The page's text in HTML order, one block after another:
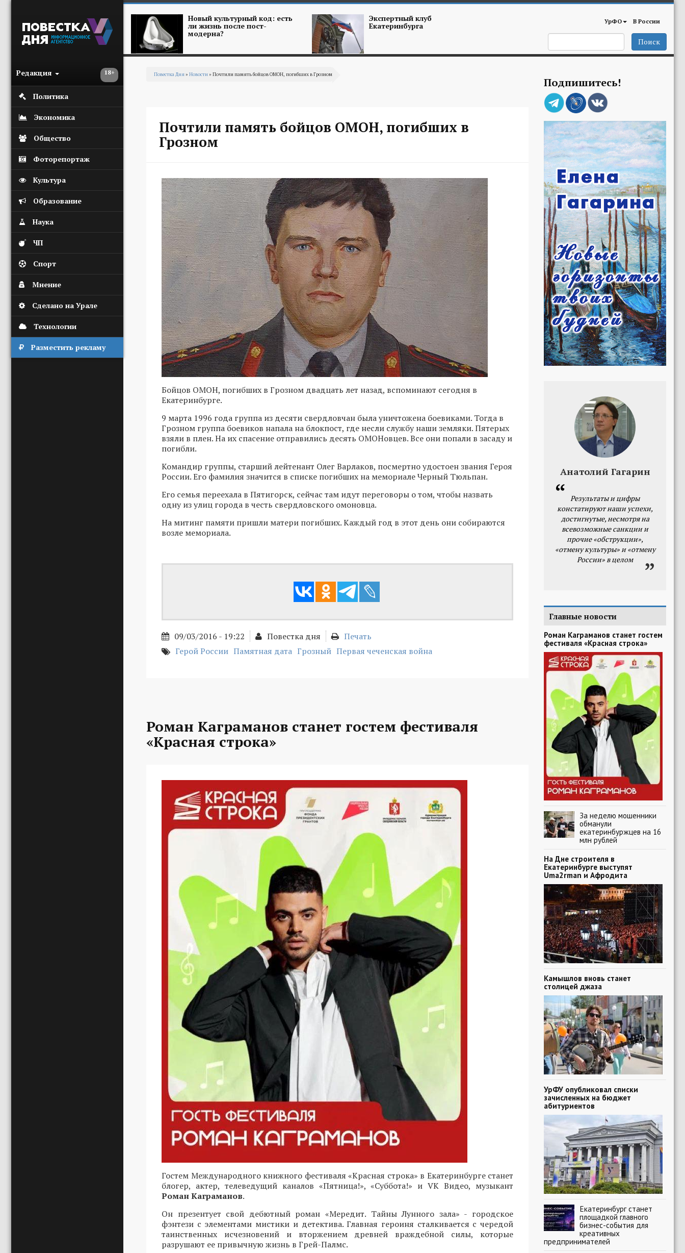
18+
Редакция
Политика
Экономика
Общество
Фоторепортаж
Культура
Образование
Наука
ЧП
Спорт
Мнение
Сделано на Урале
Технологии
Разместить рекламу
Новый культурный код: есть
ли жизнь после пост-
модерна?
Экспертный клуб
Екатеринбурга УрФО В России
Поиск
Повестка Дня» Новости» Почтили память бойцов ОМОН, погибших в Грозном
Почтили память бойцов ОМОН, погибших в
Грозном
Бойцов ОМОН, погибших в Грозном двадцать лет назад, вспоминают сегодня в
Екатеринбурге.
9 марта 1996 года группа из десяти свердловчан была уничтожена боевиками. Тогда в
Грозном группа боевиков напала на блокпост, где несли службу наши земляки. Пятерых
взяли в плен. На их спасение отправились десять ОМОНовцев. Все они попали в засаду и
погибли.
Командир группы, старший лейтенант Олег Варлаков, посмертно удостоен звания Героя
России. Его фамилия значится в списке погибших на мемориале Черный Тюльпан.
Его семья переехала в Пятигорск, сейчас там идут переговоры о том, чтобы назвать
одну из улиц города в честь свердловского омоновца.
На митинг памяти пришли матери погибших. Каждый год в этот день они собираются
возле мемориала.
09/03/2016 - 19:22 Повестка дня
Печать
Герой России Памятная дата Грозный Первая чеченская война
Роман Каграманов станет гостем фестиваля
«Красная строка»
Гостем Международного книжного фестиваля «Красная строка» в Екатеринбурге станет
блогер, актер, телеведущий каналов «Пятница!», «Суббота!» и VK Видео, музыкант
Роман Каграманов.
Он презентует свой дебютный роман «Мередит. Тайны Лунного зала» - городское
фэнтези с элементами мистики и детектива. Главная героиня сталкивается с чередой
таинственных исчезновений и вторжением древней враждебной силы, которые
разрушают ее привычную жизнь в Грей-Палмс.
Подпишитесь!
Анатолий Гагарин
Результаты и цифры
констатируют наши успехи,
достигнутые, несмотря на
всевозможные санкции и
прочие «обструкции»,
«отмену культуры» и «отмену
России» в целом
Главные новости
Роман Каграманов станет гостем
фестиваля «Красная строка»
За неделю мошенники
обманули
екатеринбуржцев на 16
млн рублей
На Дне строителя в
Екатеринбурге выступят
Uma2rman и Афродита
Камышлов вновь станет
столицей джаза
УрФУ опубликовал списки
зачисленных на бюджет
абитуриентов
Екатеринбург станет
площадкой главного
бизнес-события для
креативных
предпринимателей